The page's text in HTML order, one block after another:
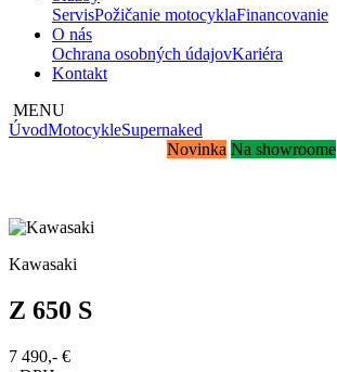
ServisPožičanie motocyklaFinancovanie
O nás
Ochrana osobných údajovKariéra
Kontakt
MENU
ÚvodMotocykleSupernaked
Novinka Na showroome
Kawasaki
Z 650 S
7 490,- €